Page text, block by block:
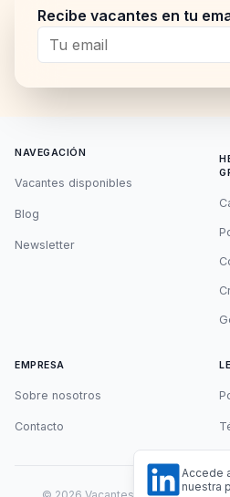
Recibe vacantes en tu
NAVEGACIÓN
Vacantes disponibles
Blog
Newsletter
EMPRESA
Sobre nosotros
Contacto
Accede
nuestra